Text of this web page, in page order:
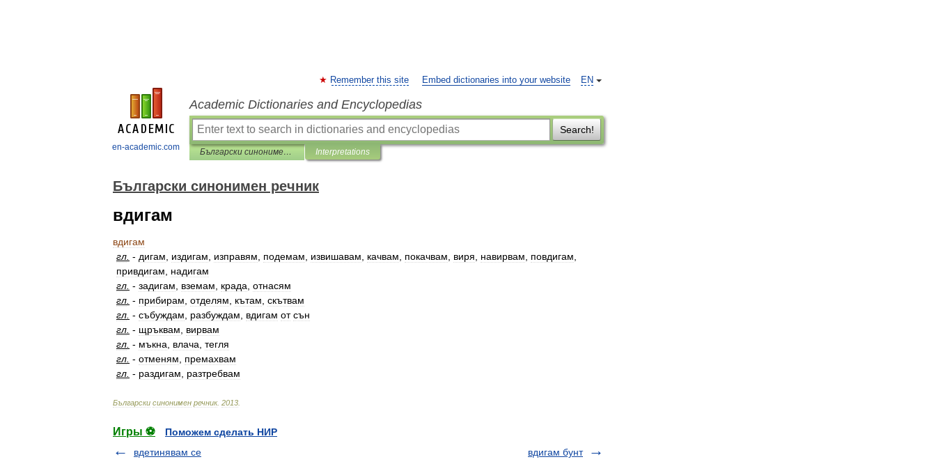
en-academic.com
EN
Remember this site Embed dictionaries into your website
Academic Dictionaries and Encyclopedias
Search!
Български синонимен речник Interpretations
Български синонимен речник
вдигам
вдигам
гл - дигам издигам изправям подемам извишавам качвам покачвам виря навирвам повдигам
привдигам
надигам
гл - задигам вземам крада отнасям
гл - прибирам отделям кътам скътвам
гл - събуждам разбуждам вдигам от сън
гл - щръквам
вирвам
гл - мъкна влача тегля
гл - отменям
премахвам
гл - раздигам разтребвам
Български синонимен речник. 2013
Игры ⚽
Поможем сделать НИР
вдетинявам се
вдигам бунт